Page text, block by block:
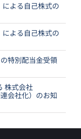
による自己株式の
による自己株式の
特別配当金受領
株式会社
会社化）のお知